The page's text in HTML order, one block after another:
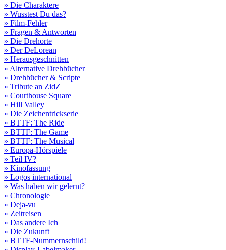
» Die Charaktere
» Wusstest Du das?
» Film-Fehler
» Fragen & Antworten
» Die Drehorte
» Der DeLorean
» Herausgeschnitten
» Alternative Drehbücher
» Drehbücher & Scripte
» Tribute an ZidZ
» Courthouse Square
» Hill Valley
» Die Zeichentrickserie
» BTTF: The Ride
» BTTF: The Game
» BTTF: The Musical
» Europa-Hörspiele
» Teil IV?
» Kinofassung
» Logos international
» Was haben wir gelernt?
» Chronologie
» Deja-vu
» Zeitreisen
» Das andere Ich
» Die Zukunft
» BTTF-Nummernschild!